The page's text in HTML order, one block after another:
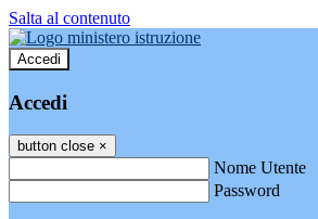
Salta al contenuto
Accedi
Accedi
button close ×
Nome Utente
Password